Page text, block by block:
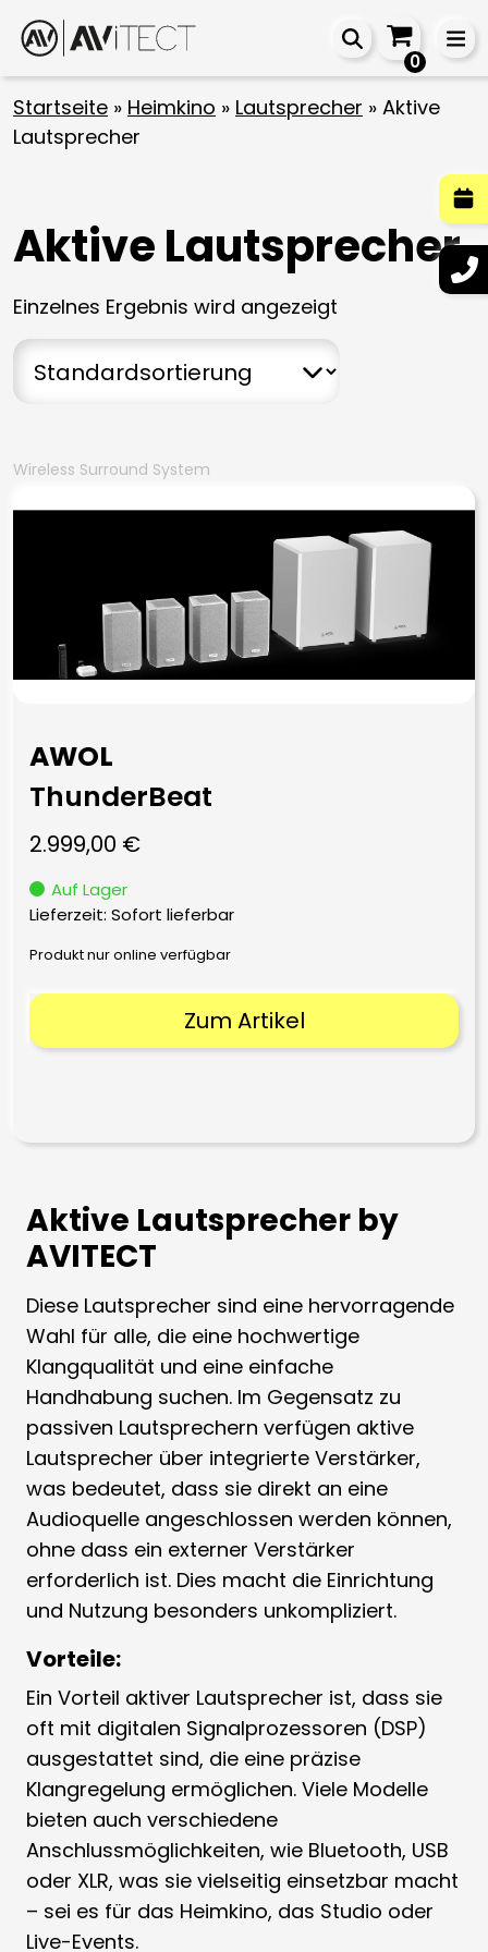
0
Startseite » Heimkino » Lautsprecher » Aktive
Lautsprecher
Aktive Lautsprecher
Einzelnes Ergebnis wird angezeigt
Wireless Surround System
AWOL
ThunderBeat
2.999,00 €
Auf Lager
Lieferzeit: Sofort lieferbar
Produkt nur online verfügbar
Zum Artikel
Aktive Lautsprecher by
AVITECT
Diese Lautsprecher sind eine hervorragende
Wahl für alle, die eine hochwertige
Klangqualität und eine einfache
Handhabung suchen. Im Gegensatz zu
passiven Lautsprechern verfügen aktive
Lautsprecher über integrierte Verstärker,
was bedeutet, dass sie direkt an eine
Audioquelle angeschlossen werden können,
ohne dass ein externer Verstärker
erforderlich ist. Dies macht die Einrichtung
und Nutzung besonders unkompliziert.
Vorteile:
Ein Vorteil aktiver Lautsprecher ist, dass sie
oft mit digitalen Signalprozessoren (DSP)
ausgestattet sind, die eine präzise
Klangregelung ermöglichen. Viele Modelle
bieten auch verschiedene
Anschlussmöglichkeiten, wie Bluetooth, USB
oder XLR, was sie vielseitig einsetzbar macht
– sei es für das Heimkino, das Studio oder
Live-Events.